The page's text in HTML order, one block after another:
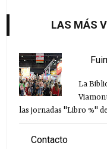
LAS MÁS
La
las jornadas "Libro %"
Contacto